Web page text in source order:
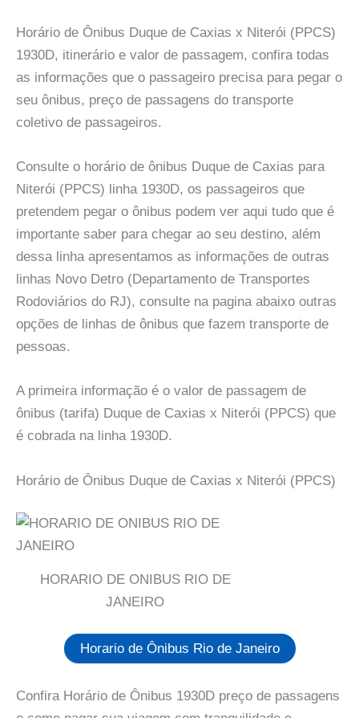
Horário de Ônibus Duque de Caxias x Niterói (PPCS)
1930D, itinerário e valor de passagem, confira todas
as informações que o passageiro precisa para pegar o
seu ônibus, preço de passagens do transporte
coletivo de passageiros.
Consulte o horário de ônibus Duque de Caxias para
Niterói (PPCS) linha 1930D, os passageiros que
pretendem pegar o ônibus podem ver aqui tudo que é
importante saber para chegar ao seu destino, além
dessa linha apresentamos as informações de outras
linhas Novo Detro (Departamento de Transportes
Rodoviários do RJ), consulte na pagina abaixo outras
opções de linhas de ônibus que fazem transporte de
pessoas.
A primeira informação é o valor de passagem de
ônibus (tarifa) Duque de Caxias x Niterói (PPCS) que
é cobrada na linha 1930D.
Horário de Ônibus Duque de Caxias x Niterói (PPCS)
HORARIO DE ONIBUS RIO DE
JANEIRO
Horario de Ônibus Rio de Janeiro
Confira Horário de Ônibus 1930D preço de passagens